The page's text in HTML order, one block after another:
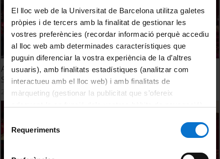
El lloc web de la Universitat de Barcelona utilitza galetes
pròpies i de tercers amb la finalitat de gestionar les
vostres preferències (recordar informació perquè accediu
al lloc web amb determinades característiques que
puguin diferenciar la vostra experiència de la d’altres
usuaris), amb finalitats estadístiques (analitzar com
interactueu amb el lloc web) i amb finalitats de
màrqueting (gestionar la publicitat que s’ofereix
consultar laPolítica de galetes del lloc web de la
Requeriments
Acte de Graduació. Grau de Dret. Promoció 2020-2021.
Sessió 25 de Novembre
26 octubre, 2021